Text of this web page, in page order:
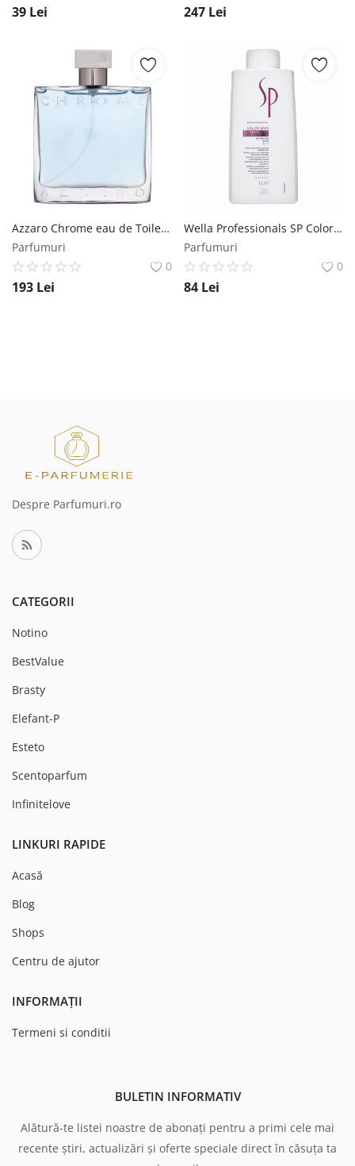
39 Lei 247 Lei
Azzaro Chrome eau de Toilette pentru barbati 100 ml Azzaro
Parfumuri
0
193 Lei
Wella Professionals SP Color Save Shampoo sampon pentru păr vopsit 1000 ml Wella Professionals
Parfumuri
0
84 Lei
Despre Parfumuri.ro
CATEGORII
Notino
BestValue
Brasty
Elefant-P
Esteto
Scentoparfum
Infinitelove
LINKURI RAPIDE
Acasă
Blog
Shops
Centru de ajutor
INFORMAȚII
Termeni si conditii
BULETIN INFORMATIV
Alătură-te listei noastre de abonați pentru a primi cele mai
recente știri, actualizări și oferte speciale direct în căsuța ta